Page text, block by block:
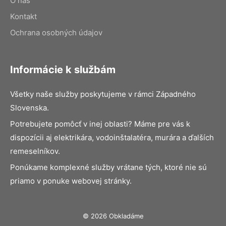
Kontakt
Ochrana osobných údajov
Informácie k službám
Všetky naše služby poskytujeme v rámci Západného
Slovenska.
Potrebujete pomôcť v inej oblasti? Máme pre vás k
dispozícii aj elektrikára, vodoinštalatéra, murára a ďalších
remeselníkov.
Ponúkame komplexné služby vrátane tých, ktoré nie sú
priamo v ponuke webovej stránky.
© 2026 Obkladáme